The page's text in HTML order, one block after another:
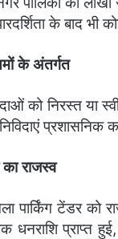
के बाद
के अंतर्गत
को निरस्त या
प्रशासनिक
का राजस्व
पार्किंग टेंडर को
धनराशि प्राप्त